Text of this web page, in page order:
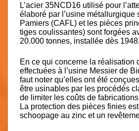
L’acier 35NCD16 utilisé pour
élaboré par l’usine métallurgique
Pamiers (CAFL) et les pièces
tiges coulissantes) sont forgées
20.000 tonnes, installée dès 1948.
En ce qui concerne la réalisation
effectuées à l’usine Messier de
faut noter qu’elles ont été
être usinables par les procédés
de limiter les coûts de
La protection des pièces finies
schoopage au zinc et un